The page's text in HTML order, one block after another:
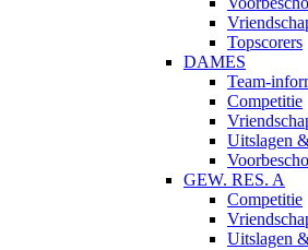
Topscorers
DAMES
Team-
Competitie
Uitslagen
GEW. RES. A
Competitie
Uitslagen